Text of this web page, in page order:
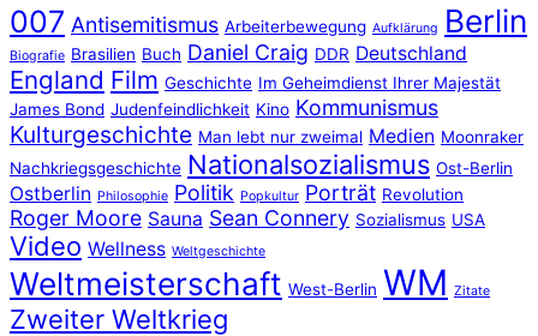
007 Antisemitismus Arbeiterbewegung Aufklärung Berlin
Biografie Brasilien Buch Daniel Craig DDR Deutschland
England Film Geschichte Im Geheimdienst Ihrer Majestät
James Bond Judenfeindlichkeit Kino Kommunismus
Kulturgeschichte Man lebt nur zweimal Medien Moonraker
Nachkriegsgeschichte Nationalsozialismus Ost-Berlin
Ostberlin Philosophie Politik Popkultur Porträt Revolution
Roger Moore Sauna Sean Connery Sozialismus USA
Video Wellness Weltgeschichte
Weltmeisterschaft West-Berlin WM Zitate
Zweiter Weltkrieg